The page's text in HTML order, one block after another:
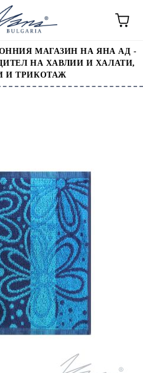
МАГАЗИН НА ЯНА АД -
НА ХАВЛИИ И ХАЛАТИ,
И ТРИКОТАЖ